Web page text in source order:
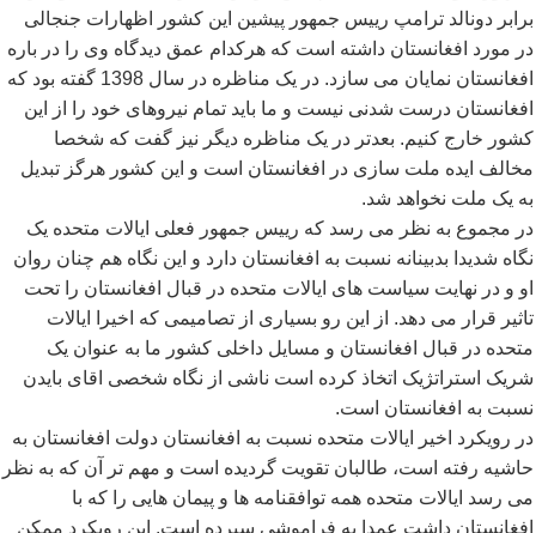
برابر دونالد ترامپ رییس جمهور پیشین این کشور اظهارات جنجالی
در مورد افغانستان داشته است که هرکدام عمق دیدگاه وی را در باره
افغانستان نمایان می سازد. در یک مناظره در سال 1398 گفته بود که
افغانستان درست شدنی نیست و ما باید تمام نیروهای خود را از این
کشور خارج کنیم. بعدتر در یک مناظره دیگر نیز گفت که شخصا
مخالف ایده ملت سازی در افغانستان است و این کشور هرگز تبدیل
به یک ملت نخواهد شد.
در مجموع به نظر می رسد که رییس جمهور فعلی ایالات متحده یک
نگاه شدیدا بدبینانه نسبت به افغانستان دارد و این نگاه هم چنان روان
او و در نهایت سیاست های ایالات متحده در قبال افغانستان را تحت
تاثیر قرار می دهد. از این رو بسیاری از تصامیمی که اخیرا ایالات
متحده در قبال افغانستان و مسایل داخلی کشور ما به عنوان یک
شریک استراتژیک اتخاذ کرده است ناشی از نگاه شخصی اقای بایدن
نسبت به افغانستان است.
در رویکرد اخیر ایالات متحده نسبت به افغانستان دولت افغانستان به
حاشیه رفته است، طالبان تقویت گردیده است و مهم تر آن که به نظر
می رسد ایالات متحده همه توافقنامه ها و پیمان هایی را که با
افغانستان داشت عمدا به فراموشی سپرده است. این رویکرد ممکن